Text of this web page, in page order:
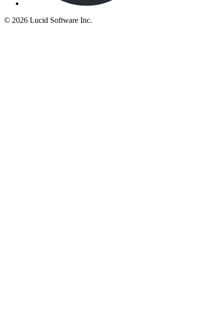
© 2026 Lucid Software Inc.